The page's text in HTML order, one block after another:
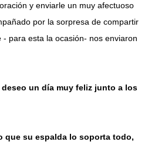
y enviarle un muy afectuoso
por la sorpresa de compartir
para esta la ocasión- nos enviaron
un día muy feliz junto a los
que su espalda lo soporta todo,